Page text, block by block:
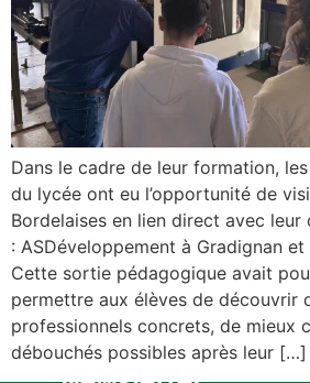
Dans le cadre de leur formation,
du lycée ont eu l’opportunité de
Bordelaises en lien direct avec leur
: ASDéveloppement à Gradignan et
Cette sortie pédagogique avait
permettre aux élèves de découvrir
professionnels concrets, de mieux
débouchés possibles après leur […]